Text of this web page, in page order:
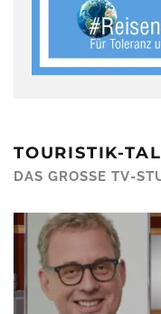
DAS GROSSE TV-